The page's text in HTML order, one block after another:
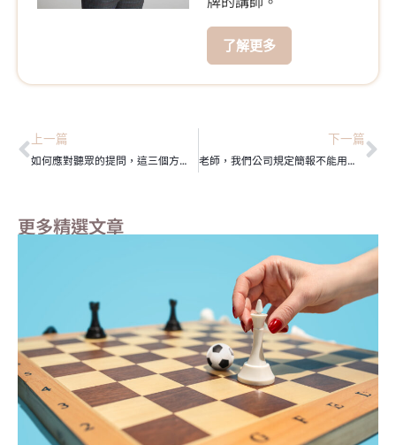
了解更多
上一頁
上一篇
如何應對聽眾的提問，這三個方法你一定要知道
下一篇
老師，我們公司規定簡報不能用動畫怎麼辦？
更多精選文章